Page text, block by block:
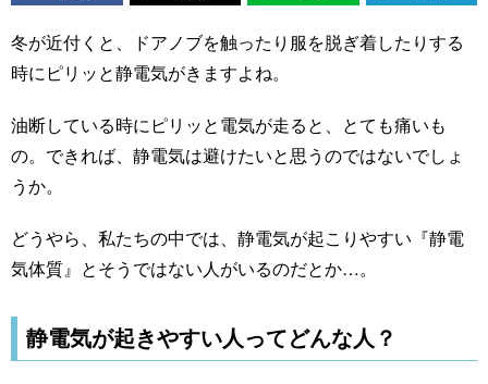
冬が近付くと、ドアノブを触ったり服を脱ぎ着したりする
時にピリッと静電気がきますよね。
油断している時にピリッと電気が走ると、とても痛いも
の。できれば、静電気は避けたいと思うのではないでしょ
うか。
どうやら、私たちの中では、静電気が起こりやすい『静電
気体質』とそうではない人がいるのだとか…。
静電気が起きやすい人ってどんな人？